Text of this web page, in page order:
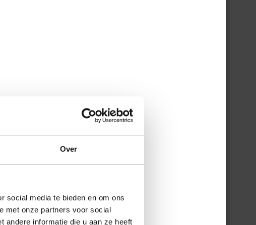
Over
social media te bieden en om ons
met onze partners voor social
andere informatie die u aan ze heeft
of twee
je
mooie